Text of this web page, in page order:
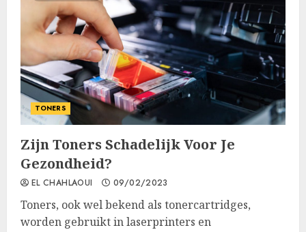
TONERS
Zijn Toners Schadelijk Voor Je
Gezondheid?
EL CHAHLAOUI 09/02/2023
Toners, ook wel bekend als tonercartridges,
worden gebruikt in laserprinters en